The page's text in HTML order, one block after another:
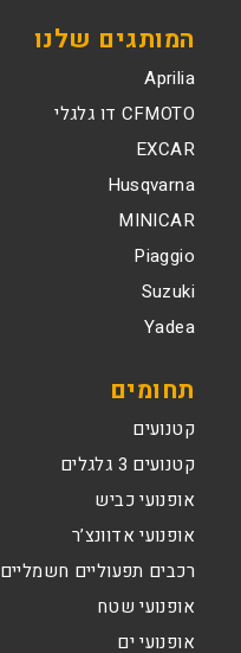
המותגים שלנו
Aprilia
CFMOTO דו גלגלי
EXCAR
Husqvarna
MINICAR
Piaggio
Suzuki
Yadea
תחומים
קטנועים
קטנועים 3 גלגלים
אופנועי כביש
אופנועי אדוונצ’ר
רכבים תפעוליים חשמליים
אופנועי שטח
אופנועי ים